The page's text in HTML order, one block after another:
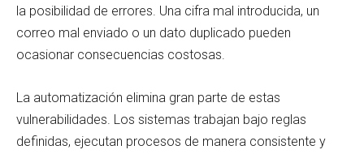
la posibilidad de errores. Una cifra mal introducida, un
correo mal enviado o un dato duplicado pueden
ocasionar consecuencias costosas.
La automatización elimina gran parte de estas
vulnerabilidades. Los sistemas trabajan bajo reglas
definidas, ejecutan procesos de manera consistente y